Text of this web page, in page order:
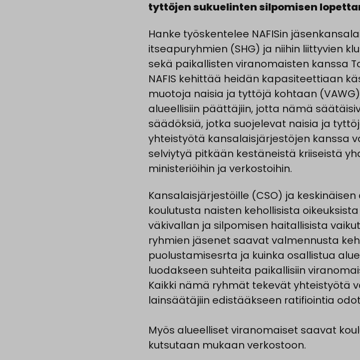
tyttöjen sukuelinten silpomisen
Hanke työskentelee NAFISin
itseapuryhmien (SHG) ja niihin liittyvien
sekä paikallisten viranomaisten kanssa
NAFIS kehittää heidän kapasiteettiaan
muotoja naisia ja tyttöjä kohtaan
alueellisiin päättäjiin, jotta nämä
säädöksiä, jotka suojelevat naisia ja
yhteistyötä kansalaisjärjestöjen kanssa
selviytyä pitkään kestäneistä kriiseistä
ministeriöihin ja verkostoihin.
Kansalaisjärjestöille (CSO) ja
koulutusta naisten kehollisista
väkivallan ja silpomisen haitallisista
ryhmien jäsenet saavat valmennusta
puolustamisesrta ja kuinka osallistua
luodakseen suhteita paikallisiin
Kaikki nämä ryhmät tekevät yhteistyötä
lainsäätäjiin edistääkseen ratifiointia
Myös alueelliset viranomaiset saavat
kutsutaan mukaan verkostoon.